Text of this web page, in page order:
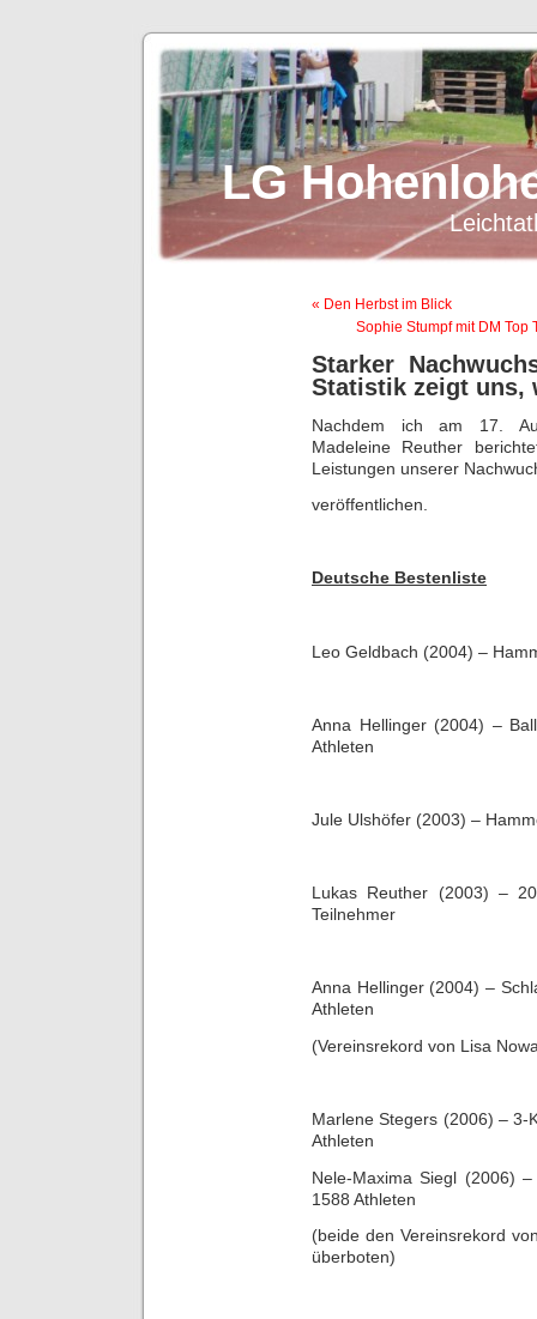
LG
« Den Herbst im Blick
Sophie Stumpf mit DM Top
Starker
Statistik zeigt uns,
Nachdem ich am 17.
Madeleine Reuther
Leistungen unserer
veröffentlichen.
Deutsche Bestenliste
Leo Geldbach (2004) –
Anna Hellinger (2004) –
Athleten
Jule Ulshöfer (2003) –
Lukas Reuther (2003) –
Teilnehmer
Anna Hellinger (2004) –
Athleten
(Vereinsrekord von Lisa
Marlene Stegers (2006) – 3-
Athleten
Nele-Maxima Siegl (2006)
1588 Athleten
(beide den Vereinsrekord
überboten)